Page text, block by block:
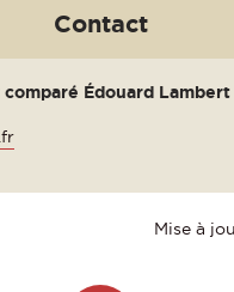
Contact
Édouard Lambert
Mise à